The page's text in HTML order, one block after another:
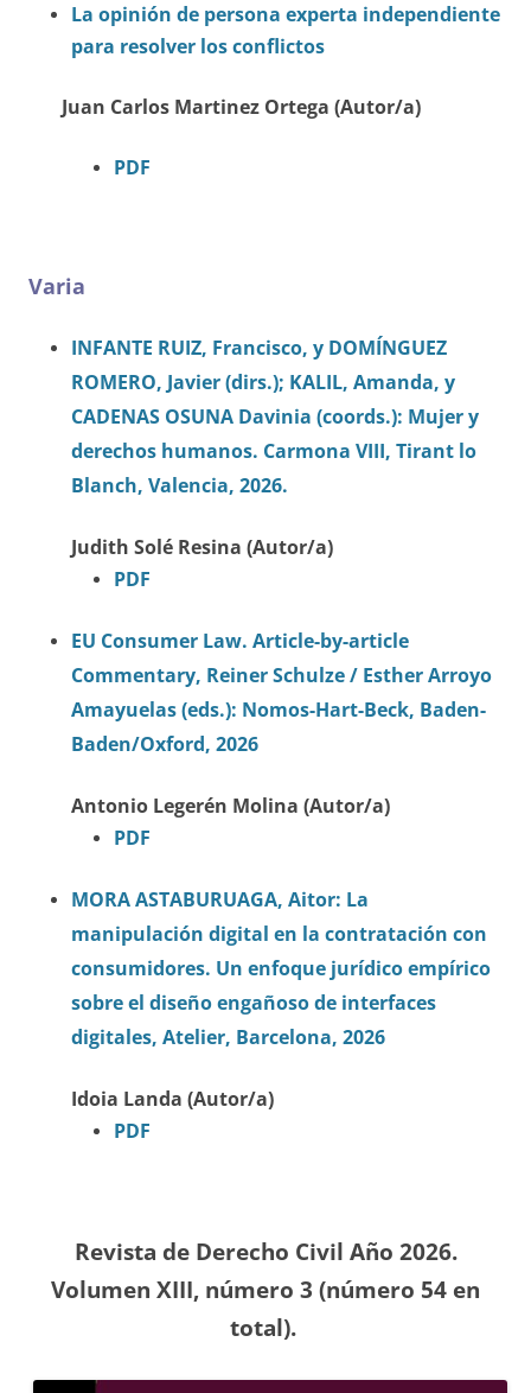
La opinión de persona experta independiente
para resolver los conflictos
Juan Carlos Martinez Ortega (Autor/a)
PDF
Varia
INFANTE RUIZ, Francisco, y DOMÍNGUEZ
ROMERO, Javier (dirs.); KALIL, Amanda, y
CADENAS OSUNA Davinia (coords.): Mujer y
derechos humanos. Carmona VIII, Tirant lo
Blanch, Valencia, 2026.
Judith Solé Resina (Autor/a)
PDF
EU Consumer Law. Article-by-article
Commentary, Reiner Schulze / Esther Arroyo
Amayuelas (eds.): Nomos-Hart-Beck, Baden-
Baden/Oxford, 2026
Antonio Legerén Molina (Autor/a)
PDF
MORA ASTABURUAGA, Aitor: La
manipulación digital en la contratación con
consumidores. Un enfoque jurídico empírico
sobre el diseño engañoso de interfaces
digitales, Atelier, Barcelona, 2026
Idoia Landa (Autor/a)
PDF
Revista de Derecho Civil Año 2026.
Volumen XIII, número 3 (número 54 en
total).